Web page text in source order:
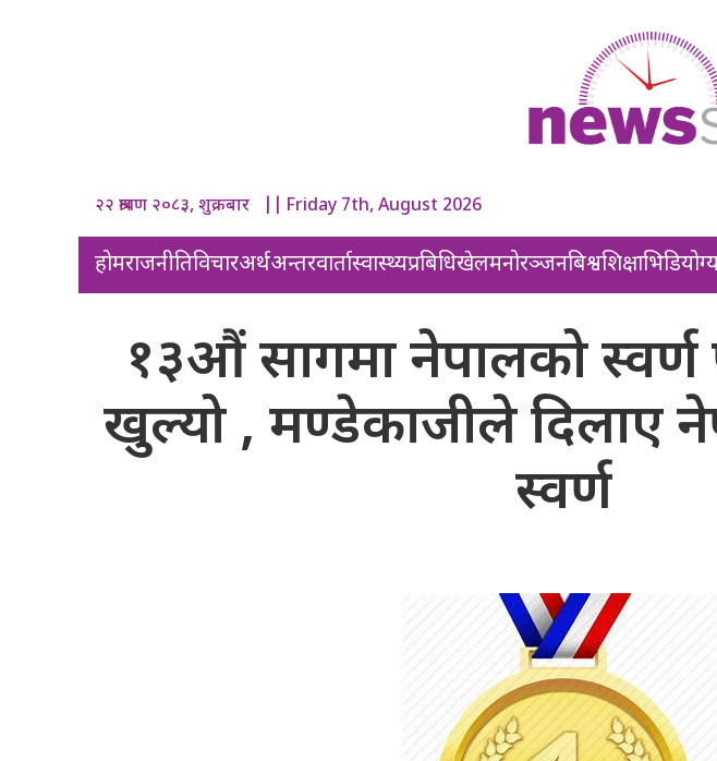
२२ श्रावण २०८३, शुक्रबार || Friday 7th, August 2026
होमराजनीतिविचारअर्थअन्तरवार्तास्वास्थ्यप्रबिधिखेलमनोरञ्जनबिश्वशिक्षाभिडियो
१३औं सागमा नेपालको
खुल्यो , मण्डेकाजीले दिलाए
स्वर्ण